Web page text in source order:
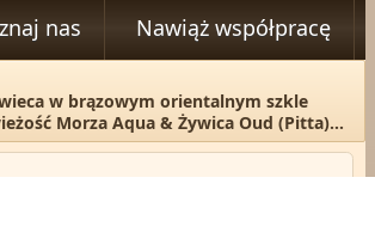
nas Nawiąż współpracę
w brązowym orientalnym szkle
Morza Aqua & Żywica Oud (Pitta)
India